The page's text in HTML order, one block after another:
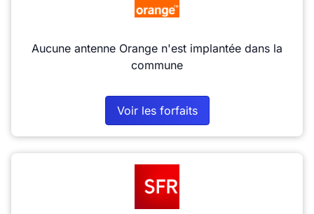
Aucune antenne Orange n'est implantée dans la
commune
Voir les forfaits